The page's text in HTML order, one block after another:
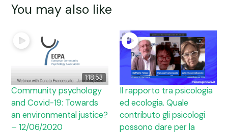
You may also like
1:18:53
Community psychology
and Covid-19: Towards
an environmental justice?
– 12/06/2020
Il rapporto tra psicologia
ed ecologia. Quale
contributo gli psicologi
possono dare per la